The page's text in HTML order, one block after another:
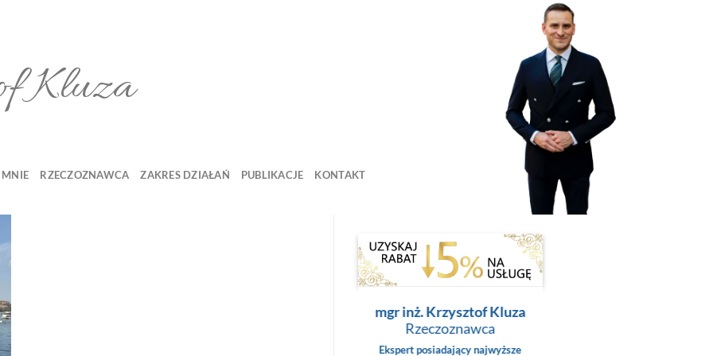
Kluza
MNIE RZECZOZNAWCA ZAKRES DZIAŁAŃ PUBLIKACJE KONTAKT
mgr inż. Krzysztof Kluza
Rzeczoznawca
Ekspert posiadający najwyższe